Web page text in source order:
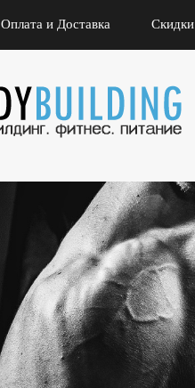
Оплата и Доставка Скидки